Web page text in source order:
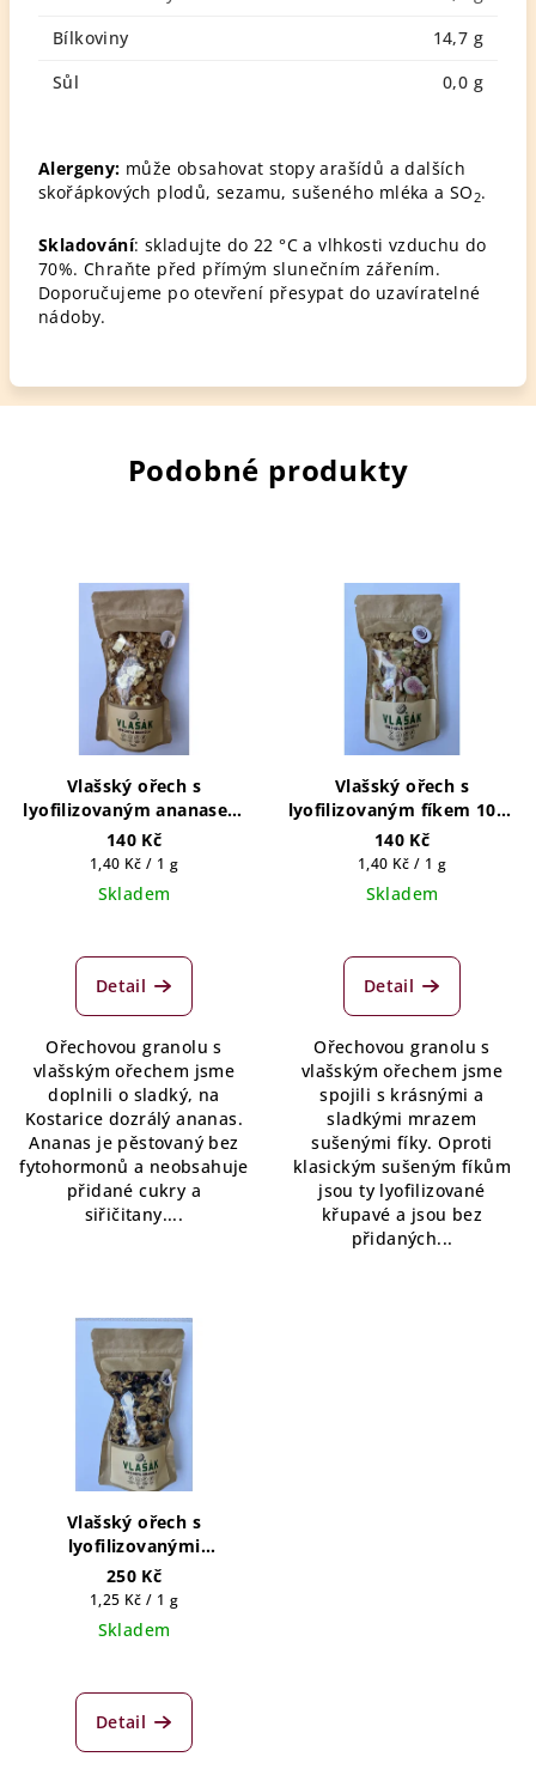
Bílkoviny
14,7 g
Sůl
0,0 g
Alergeny: může obsahovat stopy arašídů a dalších
skořápkových plodů, sezamu, sušeného mléka a SO 2.
Skladování: skladujte do 22 °C a vlhkosti vzduchu do
70%. Chraňte před přímým slunečním zářením.
Doporučujeme po otevření přesypat do uzavíratelné
nádoby.
Podobné produkty
Vlašský ořech s
lyofilizovaným ananasem
100g
140 Kč
Měrná
cena:
1,40 Kč / 1 g
Skladem
Detail
Ořechovou granolu s
vlašským ořechem jsme
doplnili o sladký, na
Kostarice dozrálý ananas.
Ananas je pěstovaný bez
fytohormonů a neobsahuje
přidané cukry a
siřičitany....
Vlašský ořech s
lyofilizovaným fíkem 100g
(5 porcí)
140 Kč
Měrná
cena:
1,40 Kč / 1 g
Skladem
Detail
Ořechovou granolu s
vlašským ořechem jsme
spojili s krásnými a
sladkými mrazem
sušenými fíky. Oproti
klasickým sušeným fíkům
jsou ty lyofilizované
křupavé a jsou bez
přidaných...
Vlašský ořech s
lyofilizovanými
borůvkami 200g (10 porcí)
250 Kč
Měrná
cena:
1,25 Kč / 1 g
Skladem
Detail